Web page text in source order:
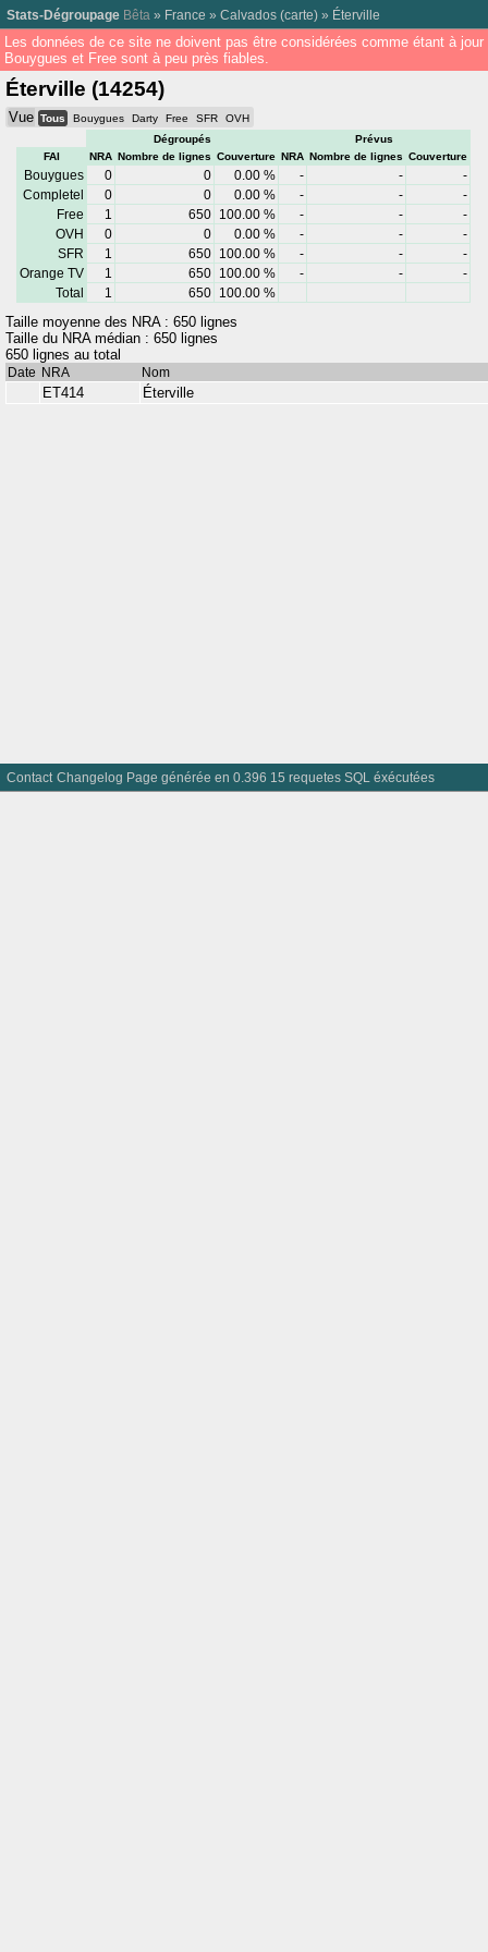
Stats-Dégroupage Bêta » France » Calvados (carte) » Éterville
Les données de ce site ne doivent pas être considérées comme étant à
Bouygues et Free sont à peu près fiables.
Éterville (14254)
Vue Tous Bouygues Darty Free SFR
OVH
Dégroupés
Prévus
FAI
NRA Nombre de lignes Couverture NRA Nombre de lignes Couverture
Bouygues 0 0 0.00 % - -
-
Completel
0 0 0.00 % - -
-
Free
1 650 100.00 % - -
-
OVH
0 0 0.00 % - -
-
SFR
1 650 100.00 % - -
-
Orange TV
1 650 100.00 % - -
-
Total
1 650 100.00 %
Taille moyenne des NRA : 650 lignes
Taille du NRA médian : 650 lignes
650 lignes au total
Date NRA Nom
ET414 Éterville
Contact Changelog Page générée en 0.396 15 requetes SQL éxécutées